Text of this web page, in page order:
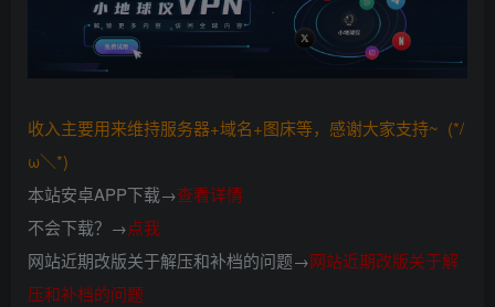
收入主要用来维持服务器+域名+图床等，感谢大家支持~ (*/
ω＼*)
本站安卓APP下载→查看详情
不会下载？→点我
网站近期改版关于解压和补档的问题→网站近期改版关于解
压和补档的问题